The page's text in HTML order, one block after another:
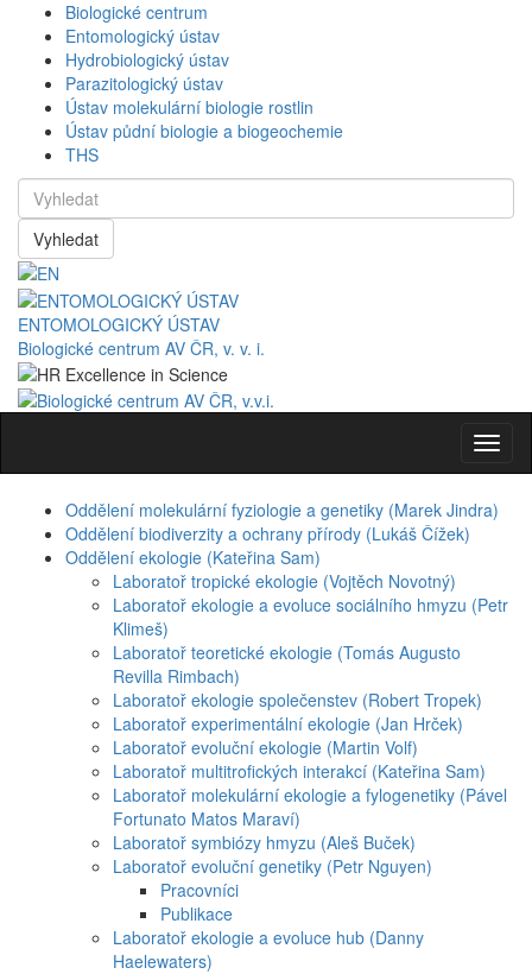
Biologické centrum
Entomologický ústav
Hydrobiologický ústav
Parazitologický ústav
Ústav molekulární biologie rostlin
Ústav půdní biologie a biogeochemie
THS
Vyhledat
ENTOMOLOGICKÝ ÚSTAV
Biologické centrum AV ČR, v. v. i.
Oddělení molekulární fyziologie a genetiky (Marek Jindra)
Oddělení biodiverzity a ochrany přírody (Lukáš Čížek)
Oddělení ekologie (Kateřina Sam)
Laboratoř tropické ekologie (Vojtěch Novotný)
Laboratoř ekologie a evoluce sociálního hmyzu (Petr
Klimeš)
Laboratoř teoretické ekologie (Tomás Augusto
Revilla Rimbach)
Laboratoř ekologie společenstev (Robert Tropek)
Laboratoř experimentální ekologie (Jan Hrček)
Laboratoř evoluční ekologie (Martin Volf)
Laboratoř multitrofických interakcí (Kateřina Sam)
Laboratoř molekulární ekologie a fylogenetiky (Pável
Fortunato Matos Maraví)
Laboratoř symbiózy hmyzu (Aleš Buček)
Laboratoř evoluční genetiky (Petr Nguyen)
Pracovníci
Publikace
Laboratoř ekologie a evoluce hub (Danny
Haelewaters)